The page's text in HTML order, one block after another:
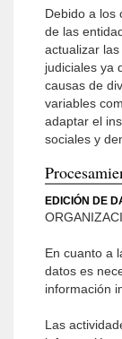
Debido a los
de las
actualizar
judiciales ya
causas de
variables
adaptar el
sociales y
EDICIÓN DE
En cuanto a
datos es
información
Las